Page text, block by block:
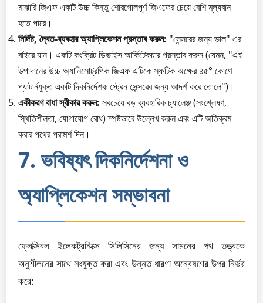
মাঝারি জিএফ একটি উচ্চ কিন্তু শোরগোলপূর্ণ জিএফের চেয়ে বেশি মূল্যবান
হতে পারে।
নির্দিষ্ট, দ্বৈত-ব্যবহার অ্যাপ্লিকেশন প্রস্তাব করুন: "সেন্সরের জন্য ভাল" এর
বাইরে যান। একটি কংক্রিট ডিভাইস আর্কিটেকচার প্রস্তাব করুন (যেমন, "এই
উপাদানের উচ্চ অ্যানিসোট্রপিক জিএফ এটিকে স্ফটিক অক্ষের ৪৫° কোণে
প্যাটার্নযুক্ত একটি দিকনির্দেশক স্ট্রেন সেন্সরের জন্য আদর্শ করে তোলে")।
একীকরণ বাধা স্বীকার করুন: সবচেয়ে বড় ব্যবহারিক চ্যালেঞ্জ (সংশ্লেষণ,
স্থিতিশীলতা, যোগাযোগ রোধ) স্পষ্টভাবে উল্লেখ করুন এবং এটি অতিক্রম
করার পথের পরামর্শ দিন।
7. ভবিষ্যৎ দিকনির্দেশনা ও
অ্যাপ্লিকেশন সম্ভাবনা
ফ্লেক্সিবল ইলেকট্রনিক্সে সিলিসিনের জন্য সামনের পথ তত্ত্বকে
অনুশীলনের সাথে সংযুক্ত করা এবং উন্নত ধারণা অন্বেষণের উপর নির্ভর
করে: